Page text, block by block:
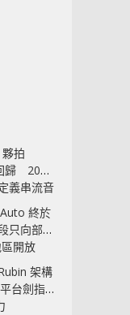
拍
歸 2027
義串流音
終於
只向部分
開放
架構
台劍指